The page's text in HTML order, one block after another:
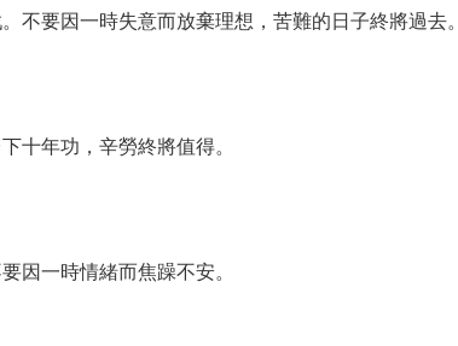
要因一時失意而放棄理想，苦難的日子終將過去。
年功，辛勞終將值得。
一時情緒而焦躁不安。